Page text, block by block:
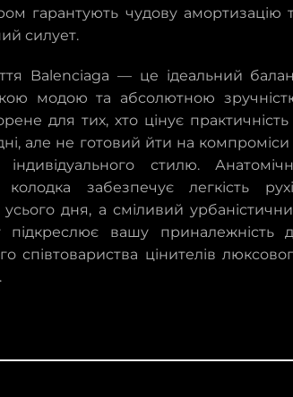
гарантують чудову амортизацію
силует.
Balenciaga — це ідеальний
модою та абсолютною
для тих, хто цінує практичність
але не готовий йти на компроміси
індивідуального стилю.
колодка забезпечує легкість
дня, а сміливий
підкреслює вашу приналежність
співтовариства цінителів